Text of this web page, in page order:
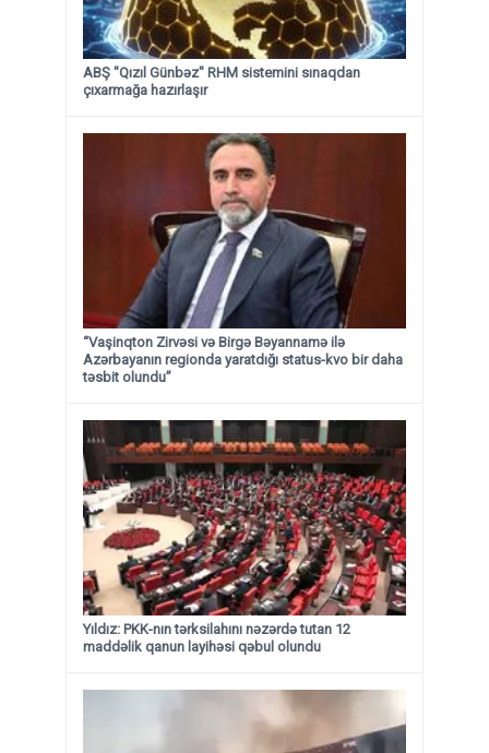
ABŞ "Qızıl Günbəz" RHM sistemini sınaqdan
çıxarmağa hazırlaşır
“Vaşinqton Zirvəsi və Birgə Bəyannamə ilə
Azərbayanın regionda yaratdığı status-kvo bir daha
təsbit olundu”
Yıldız: PKK-nın tərksilahını nəzərdə tutan 12
maddəlik qanun layihəsi qəbul olundu ​​​​​​​